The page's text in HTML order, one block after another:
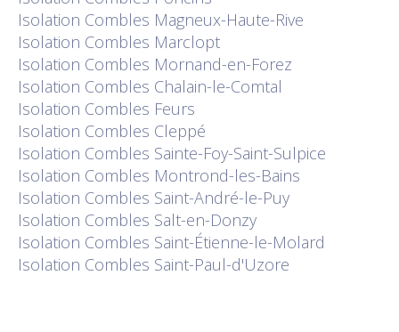
Isolation Combles Magneux-Haute-Rive
Isolation Combles Marclopt
Isolation Combles Mornand-en-Forez
Isolation Combles Chalain-le-Comtal
Isolation Combles Feurs
Isolation Combles Cleppé
Isolation Combles Sainte-Foy-Saint-Sulpice
Isolation Combles Montrond-les-Bains
Isolation Combles Saint-André-le-Puy
Isolation Combles Salt-en-Donzy
Isolation Combles Saint-Étienne-le-Molard
Isolation Combles Saint-Paul-d'Uzore